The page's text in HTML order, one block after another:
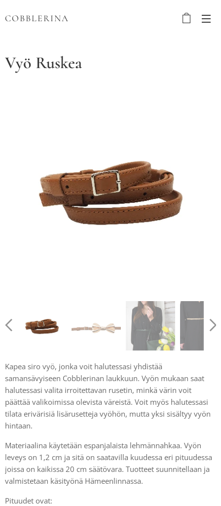
COBBLERINA
Vyö Ruskea
Kapea siro vyö, jonka voit halutessasi yhdistää
samansävyiseen Cobblerinan laukkuun. Vyön mukaan saat
halutessasi valita irroitettavan rusetin, minkä värin voit
päättää valikoimissa olevista väreistä. Voit myös halutessasi
tilata erivärisiä lisärusetteja vyöhön, mutta yksi sisältyy vyön
hintaan.
Materiaalina käytetään espanjalaista lehmännahkaa. Vyön
leveys on 1,2 cm ja sitä on saatavilla kuudessa eri pituudessa
joissa on kaikissa 20 cm säätövara. Tuotteet suunnitellaan ja
valmistetaan käsityönä Hämeenlinnassa.
Pituudet ovat: